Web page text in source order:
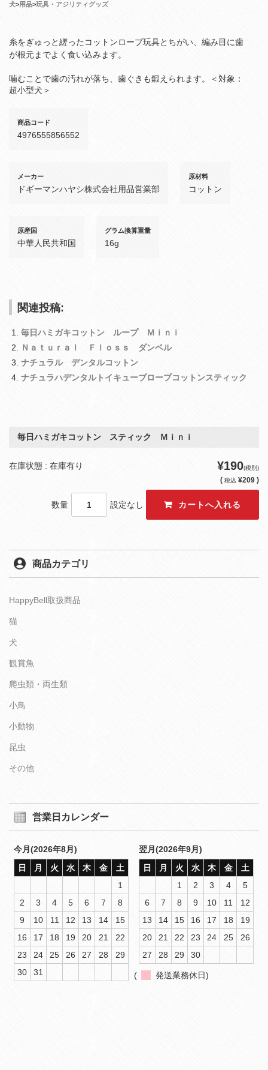
犬>用品>玩具・アジリティグッズ
糸をぎゅっと縒ったコットンロープ玩具とちがい、編み目に歯
が根元までよく食い込みます。
噛むことで歯の汚れが落ち、歯ぐきも鍛えられます。＜対象：
超小型犬＞
商品コード
4976555856552
メーカー
ドギーマンハヤシ株式会社用品営業部
原材料
コットン
原産国
中華人民共和国
グラム換算重量
16g
関連投稿:
毎日ハミガキコットン ループ Ｍｉｎｉ
Ｎａｔｕｒａｌ Ｆｌｏｓｓ ダンベル
ナチュラル デンタルコットン
ナチュラハデンタルトイキューブロープコットンスティック
毎日ハミガキコットン スティック Ｍｉｎｉ
在庫状態 : 在庫有り ¥190(税別)
( 税込 ¥209 )
数量 設定なし
商品カテゴリ
HappyBell取扱商品
猫
犬
観賞魚
爬虫類・両生類
小鳥
小動物
昆虫
その他
営業日カレンダー
今月(2026年8月)
日
月 火 水 木 金
土
1
2
3 4 5 6 7
8
9
10 11 12 13 14
15
16
17 18 19 20 21
22
23
24 25 26 27 28
29
30
31
翌月(2026年9月)
日
月 火 水 木 金
土
1
2 3 4
5
6
7 8 9 10 11
12
13
14 15 16 17 18
19
20
21 22 23 24 25
26
27
28 29 30
( 発送業務休日)